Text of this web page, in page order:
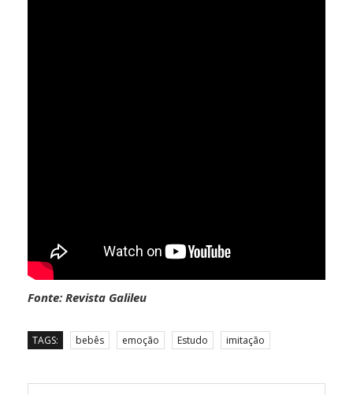
Fonte: Revista Galileu
TAGS: bebês emoção Estudo imitação